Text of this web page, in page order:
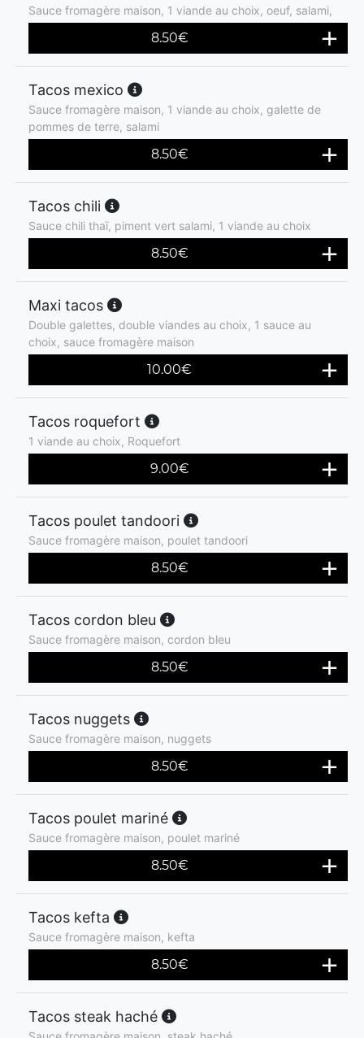
Sauce fromagère maison, 1 viande au choix, oeuf, salami,
8.50€
Tacos mexico
Sauce fromagère maison, 1 viande au choix, galette de
pommes de terre, salami
8.50€
Tacos chili
Sauce chili thaï, piment vert salami, 1 viande au choix
8.50€
Maxi tacos
Double galettes, double viandes au choix, 1 sauce au
choix, sauce fromagère maison
10.00€
Tacos roquefort
1 viande au choix, Roquefort
9.00€
Tacos poulet tandoori
Sauce fromagère maison, poulet tandoori
8.50€
Tacos cordon bleu
Sauce fromagère maison, cordon bleu
8.50€
Tacos nuggets
Sauce fromagère maison, nuggets
8.50€
Tacos poulet mariné
Sauce fromagère maison, poulet mariné
8.50€
Tacos kefta
Sauce fromagère maison, kefta
8.50€
Tacos steak haché